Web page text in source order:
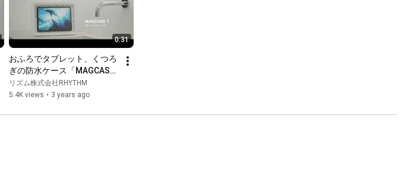
0:31
おふろでタブレット、くつろ
ぎの防水ケース「MAGCASE
T（マグケース ティー）」
9YY019RH03 リズム
リズム株式会社RHYTHM
5.4K views • 3 years ago